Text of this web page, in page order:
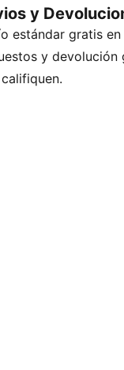
Y
fabricado con
reciclados
y
estándar gratis
y